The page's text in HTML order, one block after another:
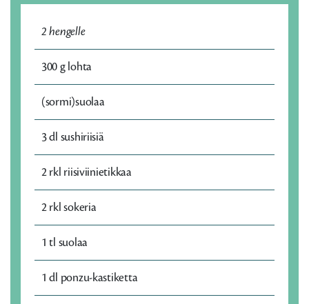
2 hengelle
300 g lohta
(sormi)suolaa
3 dl sushiriisiä
2 rkl riisiviinietikkaa
2 rkl sokeria
1 tl suolaa
1 dl ponzu-kastiketta